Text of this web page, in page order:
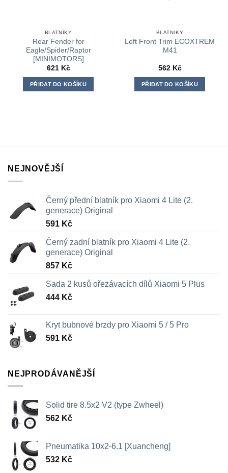
BLATNÍKY
Rear Fender for
Eagle/Spider/Raptor
[MINIMOTORS]
621 Kč
PŘIDAT DO KOŠÍKU
BLATNÍKY
Left Front Trim ECOXTREM
M41
562 Kč
PŘIDAT DO KOŠÍKU
NEJNOVĚJŠÍ
Černý přední blatník pro Xiaomi 4 Lite (2.
generace) Original
591 Kč
Černý zadní blatník pro Xiaomi 4 Lite (2.
generace) Original
857 Kč
Sada 2 kusů ořezávacích dílů Xiaomi 5 Plus
444 Kč
Kryt bubnové brzdy pro Xiaomi 5 / 5 Pro
591 Kč
NEJPRODÁVANĚJŠÍ
Solid tire 8.5x2 V2 (type Zwheel)
562 Kč
Pneumatika 10x2-6.1 [Xuancheng]
532 Kč